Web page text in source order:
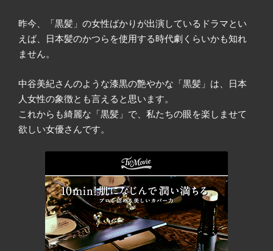
昨今、「黒髪」の女性ばかりが出演しているドラマとい
えば、日本髪のかつらを使用する時代劇くらいかも知れ
ません。
中谷美紀さんのような漆黒の艶やかな「黒髪」は、日本
人女性の象徴とも言えると思います。
これからも綺麗な「黒髪」で、私たちの眼を楽しませて
欲しい女優さんです。